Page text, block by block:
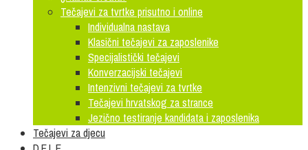
Tečajevi za tvrtke prisutno i online
Individualna nastava
Klasični tečajevi za zaposlenike
Specijalistički tečajevi
Konverzacijski tečajevi
Intenzivni tečajevi za tvrtke
Tečajevi hrvatskog za strance
Jezično testiranje kandidata i zaposlenika
Tečajevi za djecu